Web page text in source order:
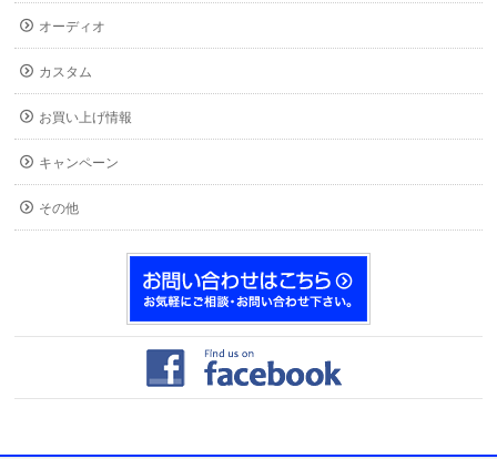
オーディオ
カスタム
お買い上げ情報
キャンペーン
その他